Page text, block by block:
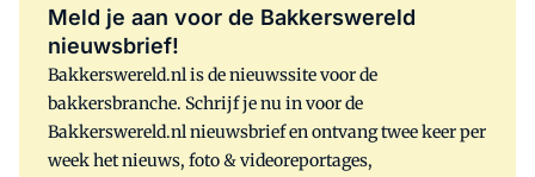
Meld je aan voor de Bakkerswereld
nieuwsbrief!
Bakkerswereld.nl is de nieuwssite voor de
bakkersbranche. Schrijf je nu in voor de
Bakkerswereld.nl nieuwsbrief en ontvang twee keer per
week het nieuws, foto & videoreportages,